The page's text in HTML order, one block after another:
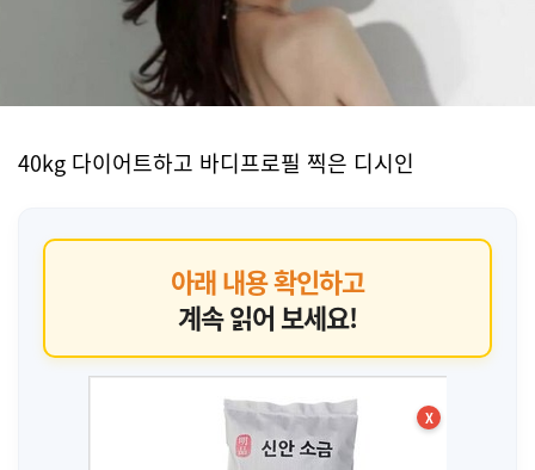
40kg 다이어트하고 바디프로필 찍은 디시인
아래 내용 확인하고
계속 읽어 보세요!
X